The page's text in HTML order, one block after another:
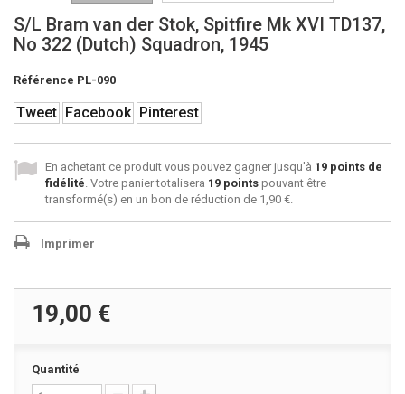
S/L Bram van der Stok, Spitfire Mk XVI TD137,
No 322 (Dutch) Squadron, 1945
Référence PL-090
Tweet Facebook Pinterest
En achetant ce produit vous pouvez gagner jusqu'à 19 points de
fidélité. Votre panier totalisera 19 points pouvant être
transformé(s) en un bon de réduction de 1,90 €.
Imprimer
19,00 €
Quantité